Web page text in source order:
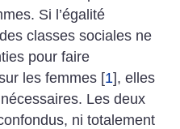
Si l’égalité
classes sociales ne
pour faire
les femmes [1], elles
Les deux
ni totalement